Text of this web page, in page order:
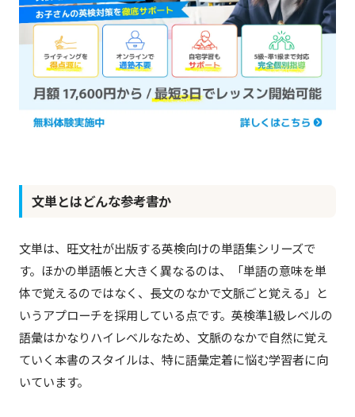
文単とはどんな参考書か
文単は、旺文社が出版する英検向けの単語集シリーズで
す。ほかの単語帳と大きく異なるのは、「単語の意味を単
体で覚えるのではなく、長文のなかで文脈ごと覚える」と
いうアプローチを採用している点です。英検準1級レベルの
語彙はかなりハイレベルなため、文脈のなかで自然に覚え
ていく本書のスタイルは、特に語彙定着に悩む学習者に向
いています。